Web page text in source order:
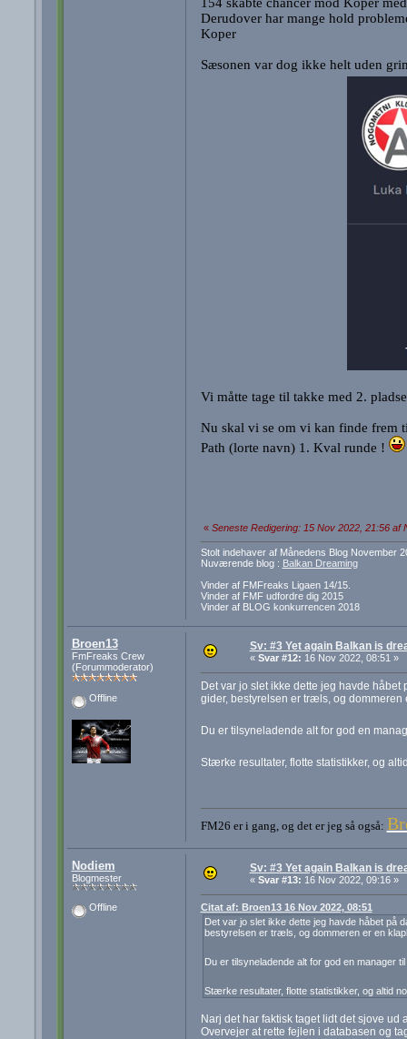
Derudover har mange hold
Koper
Sæsonen var dog ikke helt uden
Vi måtte tage til takke med 2.
Nu skal vi se om vi kan finde frem
Path (lorte navn) 1. Kval runde !
« Seneste Redigering: 15 Nov 2022, 21:56 af
Stolt indehaver af Månedens Blog November
Nuværende blog : Balkan Dreaming
Vinder af FMFreaks Ligaen 14/15.
Vinder af FMF udfordre dig 2015
Vinder af BLOG konkurrencen 2018
Broen13
FmFreaks Crew
(Forummoderator)
Offline
Sv: #3 Yet again Balkan is
« Svar #12: 16 Nov 2022, 08:51 »
Det var jo slet ikke dette jeg havde
gider, bestyrelsen er træls, og dommeren
Du er tilsyneladende alt for god en
Stærke resultater, flotte statistikker, og
FM26 er i gang, og det er jeg så også:
Nodiem
Blogmester
Offline
Sv: #3 Yet again Balkan is
« Svar #13: 16 Nov 2022, 09:16 »
Citat af: Broen13 16 Nov 2022, 08:51
Det var jo slet ikke dette jeg havde håbet på
bestyrelsen er træls, og dommeren er en
Du er tilsyneladende alt for god en manager
Stærke resultater, flotte statistikker, og altid
Narj det har faktisk taget lidt det sjove ud
Overvejer at rette fejlen i databasen og